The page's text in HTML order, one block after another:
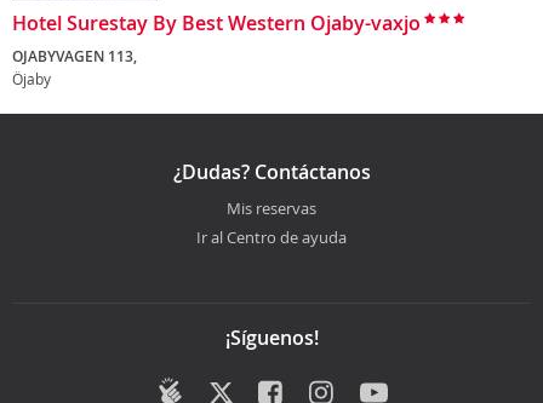
Hotel Surestay By Best Western Ojaby-vaxjo
OJABYVAGEN 113,
Öjaby
¿Dudas? Contáctanos
Mis reservas
Ir al Centro de ayuda
¡Síguenos!